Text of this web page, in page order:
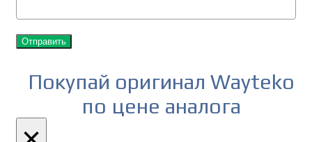
Отправить
Покупай оригинал Wayteko
по цене аналога